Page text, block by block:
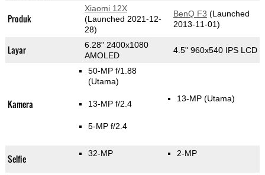
Produk
Xiaomi 12X
(Launched 2021-12-
28)
BenQ F3 (Launched
2013-11-01)
Layar
6.28" 2400x1080
AMOLED
4.5" 960x540 IPS LCD
Kamera
50-MP f/1.88
(Utama)
13-MP f/2.4
5-MP f/2.4
13-MP (Utama)
Selfie 32-MP 2-MP